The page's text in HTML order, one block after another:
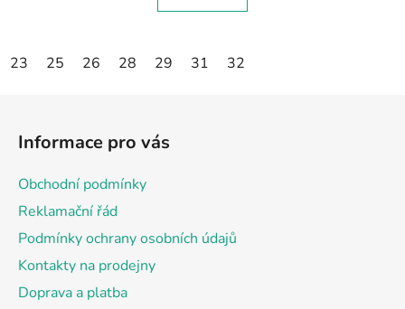
23 25 26 28 29 31 32
Informace pro vás
Obchodní podmínky
Reklamační řád
Podmínky ochrany osobních údajů
Kontakty na prodejny
Doprava a platba